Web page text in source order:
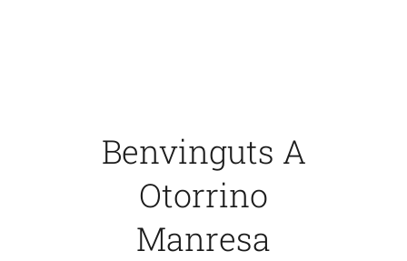
Benvinguts A
Otorrino
Manresa